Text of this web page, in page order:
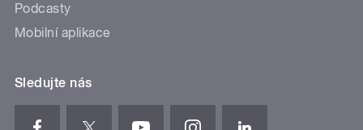
Podcasty
Mobilní aplikace
Sledujte nás